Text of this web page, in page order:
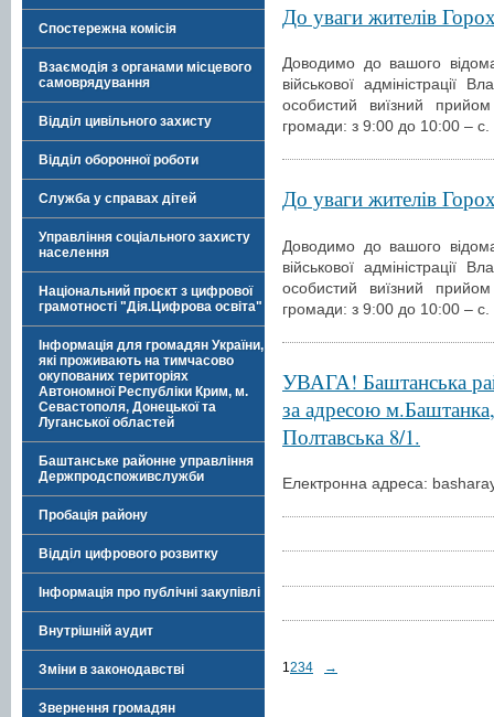
Спостережна комісія
Взаємодія з органами місцевого
самоврядування
Відділ цивільного захисту
Відділ оборонної роботи
Служба у справах дітей
Управління соціального захисту
населення
Національний проєкт з цифрової
грамотності "Дія.Цифрова освіта"
Інформація для громадян України,
які проживають на тимчасово
окупованих територіях
Автономної Республіки Крим, м.
Севастополя, Донецької та
Луганської областей
Баштанське районне управління
Держпродспоживслужби
Пробація району
Відділ цифрового розвитку
Інформація про публічні закупівлі
Внутрішній аудит
Зміни в законодавстві
Звернення громадян
До уваги жителів
Доводимо до вашого
військової
особистий виїзний
громади: з 9:00 до 10:00 – с.
До уваги жителів
Доводимо до вашого
військової
особистий виїзний
громади: з 9:00 до 10:00 – с.
УВАГА! Баштанська
за адресою
Полтавська 8/1.
Електронна адреса:
1234 →